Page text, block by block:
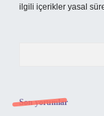
ilgili içerikler yasal
Son yorumlar